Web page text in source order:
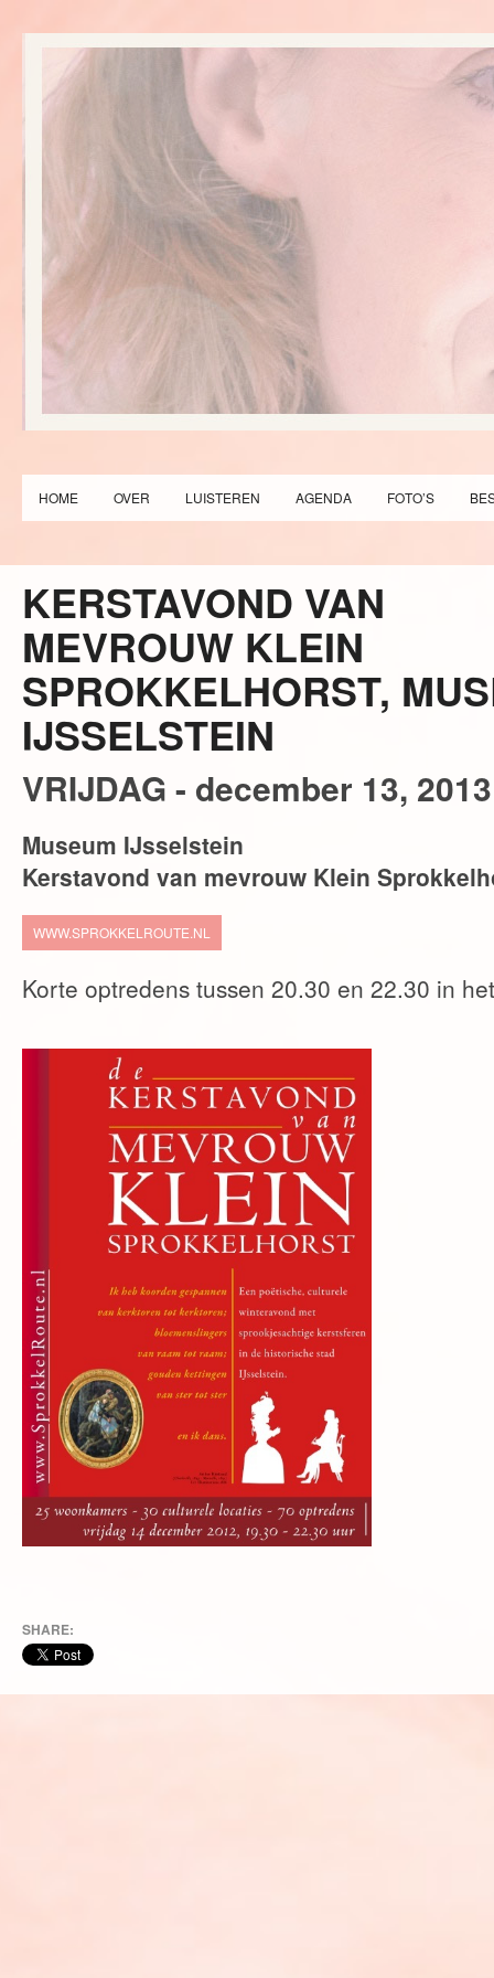
HOME OVER LUISTEREN AGENDA FOTO’S
KERSTAVOND VAN
MEVROUW KLEIN
SPROKKELHORST,
IJSSELSTEIN
VRIJDAG - december 13, 2013
Museum IJsselstein
Kerstavond van mevrouw Klein
WWW.SPROKKELROUTE.NL
Korte optredens tussen 20.30 en 22.30 in
SHARE: